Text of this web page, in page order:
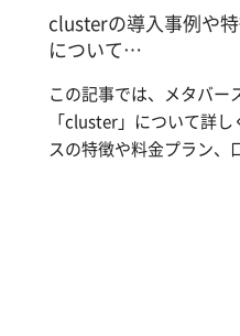
clusterの導入事例や
について…
この記事では、メタバー
「cluster」について詳
スの特徴や料金プラン、